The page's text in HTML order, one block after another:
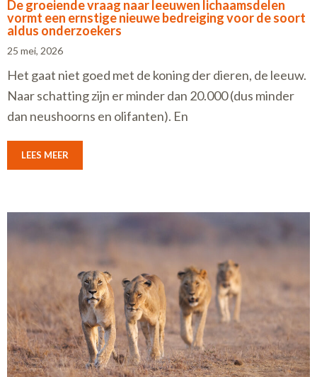
De groeiende vraag naar leeuwen lichaamsdelen
vormt een ernstige nieuwe bedreiging voor de soort
aldus onderzoekers
25 mei, 2026
Het gaat niet goed met de koning der dieren, de leeuw.
Naar schatting zijn er minder dan 20.000 (dus minder
dan neushoorns en olifanten). En
LEES MEER